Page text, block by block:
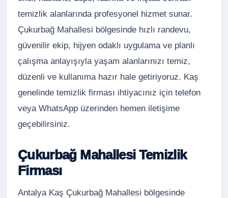
temizlik alanlarında profesyonel hizmet sunar.
Çukurbağ Mahallesi bölgesinde hızlı randevu,
güvenilir ekip, hijyen odaklı uygulama ve planlı
çalışma anlayışıyla yaşam alanlarınızı temiz,
düzenli ve kullanıma hazır hale getiriyoruz. Kaş
genelinde temizlik firması ihtiyacınız için telefon
veya WhatsApp üzerinden hemen iletişime
geçebilirsiniz.
Çukurbağ Mahallesi Temizlik
Firması
Antalya Kaş Çukurbağ Mahallesi bölgesinde